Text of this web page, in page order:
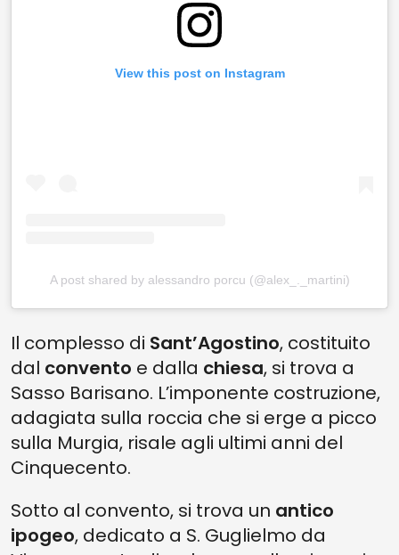
View this post on Instagram
A post shared by alessandro porcu (@alex_._martini)
Il complesso di Sant’Agostino, costituito
dal convento e dalla chiesa, si trova a
Sasso Barisano. L’imponente costruzione,
adagiata sulla roccia che si erge a picco
sulla Murgia, risale agli ultimi anni del
Cinquecento.
Sotto al convento, si trova un antico
ipogeo, dedicato a S. Guglielmo da